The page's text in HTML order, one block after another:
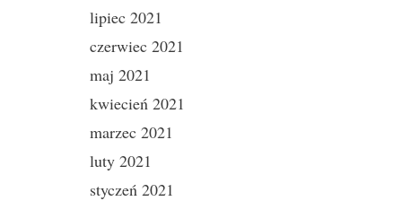
lipiec 2021
czerwiec 2021
maj 2021
kwiecień 2021
marzec 2021
luty 2021
styczeń 2021